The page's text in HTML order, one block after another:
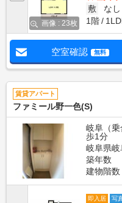
画像 : 23枚
敷
なし
1階
空室確認 無料
賃貸アパート
ファミール野一色(S)
岐阜（
歩1分
岐阜県岐
築年数
建物階数
即入居 写